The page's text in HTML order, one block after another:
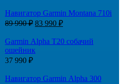
составляла
39
990 ₽.
38
000 ₽.
Навигатор Garmin Montana 710i
89 990₽ Первоначальная
составляла
89
83 990 ₽Текущая
83
Garmin Alpha T20 собачий
ошейник
37 990 ₽
Навигатор Garmin Alpha 300